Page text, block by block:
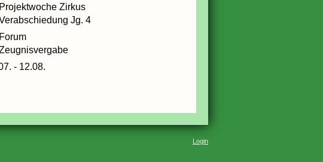
Projektwoche Zirkus
Jg. 4
Forum
- 12.08.
Login